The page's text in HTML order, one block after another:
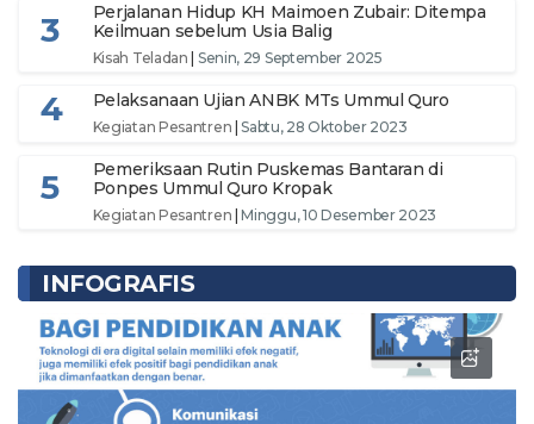
3
Perjalanan Hidup KH Maimoen Zubair: Ditempa
Keilmuan sebelum Usia Balig
Kisah Teladan Senin, 29 September 2025
4 Pelaksanaan Ujian ANBK MTs Ummul Quro
Kegiatan Pesantren |Sabtu, 28 Oktober 2023
5
Pemeriksaan Rutin Puskemas Bantaran di
Ponpes Ummul Quro Kropak
Kegiatan Pesantren |Minggu, 10 Desember 2023
INFOGRAFIS